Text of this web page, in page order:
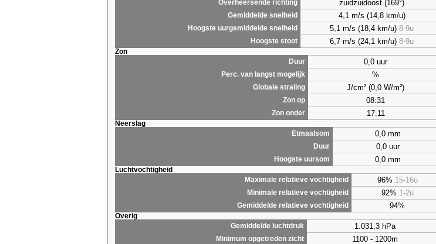
Overheersende richting
zuidzuidoost (169°)
Gemiddelde snelheid 4,1 m/s (14,8 km/u)
Hoogste uurgemiddelde snelheid 5,1 m/s (18,4 km/u)8-9u
Hoogste stoot 6,7 m/s (24,1 km/u)8-9u
Zon
Duur
0,0 uur
Perc. van langst mogelijk %
Globale straling J/cm² (0,0 W/m²)
Zon op 08:31
Zon onder 17:11
Neerslag
Etmaalsom
0,0 mm
Duur 0,0 uur
Hoogste uursom 0,0 mm
Luchtvochtigheid
Maximale relatieve vochtigheid
96% 15-16u
Minimale relatieve vochtigheid 92% 1-2u
Gemiddelde relatieve vochtigheid 94%
Overig
Gemiddelde luchtdruk
1.031,3 hPa
Minimum opgetreden zicht 1100 - 1200m